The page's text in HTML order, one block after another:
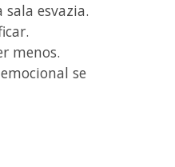
esvazia.
menos.
se